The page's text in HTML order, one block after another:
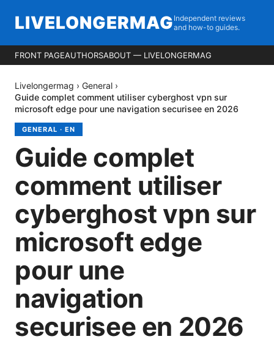
LIVELONGERMAG Independent reviews
and how-to guides.
FRONT PAGEAUTHORSABOUT — LIVELONGERMAG
Livelongermag › General ›
Guide complet comment utiliser cyberghost vpn sur
microsoft edge pour une navigation securisee en 2026
GENERAL · EN
Guide complet
comment utiliser
cyberghost vpn sur
microsoft edge
pour une
navigation
securisee en 2026